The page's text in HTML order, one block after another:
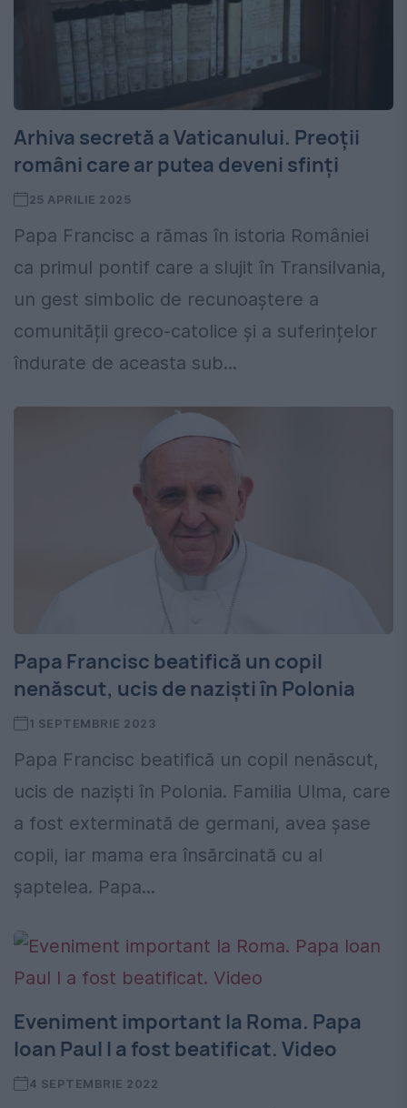
Arhiva secretă a Vaticanului. Preoții
români care ar putea deveni sfinți
25 APRILIE 2025
Papa Francisc a rămas în istoria României
ca primul pontif care a slujit în Transilvania,
un gest simbolic de recunoaștere a
comunității greco-catolice și a suferințelor
îndurate de aceasta sub...
Papa Francisc beatifică un copil
nenăscut, ucis de naziști în Polonia
1 SEPTEMBRIE 2023
Papa Francisc beatifică un copil nenăscut,
ucis de naziști în Polonia. Familia Ulma, care
a fost exterminată de germani, avea șase
copii, iar mama era însărcinată cu al
șaptelea. Papa...
Eveniment important la Roma. Papa
Ioan Paul I a fost beatificat. Video
4 SEPTEMBRIE 2022